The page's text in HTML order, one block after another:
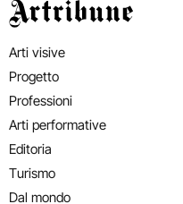
Artribune
Arti visive
Progetto
Professioni
Arti performative
Editoria
Turismo
Dal mondo